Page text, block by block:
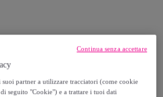
suoi partner a utilizzare tracciatori (come cookie
seguito "Cookie") e a trattare i tuoi dati
Continua senza accettare